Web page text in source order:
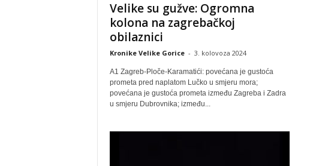
Velike su gužve: Ogromna
kolona na zagrebačkoj
obilaznici
Kronike Velike Gorice - 3. kolovoza 2024
A1 Zagreb-Ploče-Karamatići: povećana je gustoća
prometa pred naplatom Lučko u smjeru mora;
povećana je gustoća prometa između Zagreba i Zadra
u smjeru Dubrovnika; između...